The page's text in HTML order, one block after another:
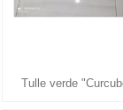
Tulle verde